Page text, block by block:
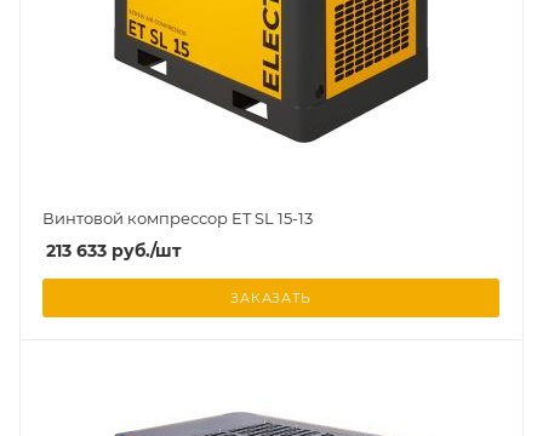
Винтовой компрессор ET SL 15-13
213 633 руб./шт
ЗАКАЗАТЬ